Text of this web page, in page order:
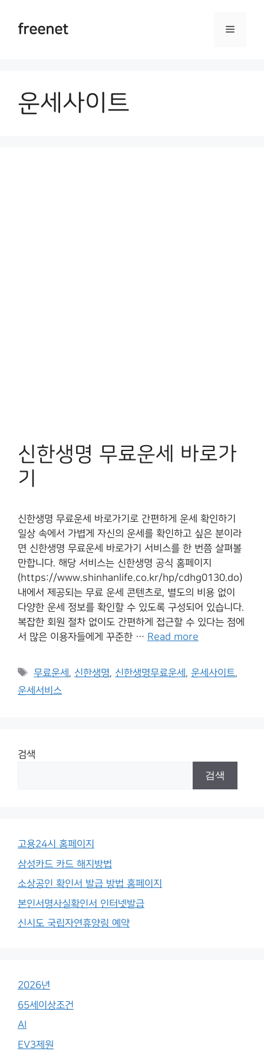
contentfreenet Menu
운세사이트
신한생명 무료운세 바로가
기
신한생명 무료운세 바로가기로 간편하게 운세 확인하기
일상 속에서 가볍게 자신의 운세를 확인하고 싶은 분이라
면 신한생명 무료운세 바로가기 서비스를 한 번쯤 살펴볼
만합니다. 해당 서비스는 신한생명 공식 홈페이지
(https://www.shinhanlife.co.kr/hp/cdhg0130.do)
내에서 제공되는 무료 운세 콘텐츠로, 별도의 비용 없이
다양한 운세 정보를 확인할 수 있도록 구성되어 있습니다.
복잡한 회원 절차 없이도 간편하게 접근할 수 있다는 점에
서 많은 이용자들에게 꾸준한 … Read more
Tags
무료운세 , 신한생명, 신한생명무료운세 ,운세사이트,
운세서비스
검색
검색
고용24시 홈페이지
삼성카드 카드 해지방법
소상공인 확인서 발급 방법 홈페이지
본인서명사실확인서 인터넷발급
신시도 국립자연휴양림 예약
2026년
65세이상조건
AI
EV3제원